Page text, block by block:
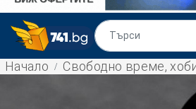
Начало Свободно време,